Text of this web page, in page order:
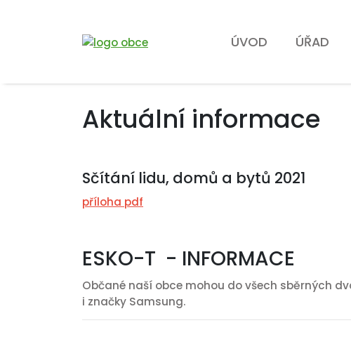
ÚVOD ÚŘAD
Aktuální informace
Sčítání lidu, domů a bytů 2021
příloha pdf
ESKO-T - INFORMACE
Občané naší obce mohou do všech sběrných
i značky Samsung.